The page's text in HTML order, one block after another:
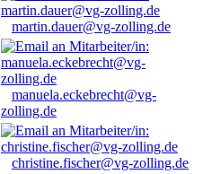
martin.dauer@vg-zolling.de
manuela.eckebrecht@vg-
zolling.de
christine.fischer@vg-zolling.de